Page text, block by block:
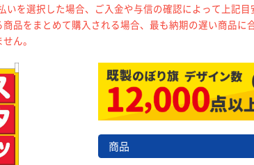
を選択した場合、ご入金や与信の確認によって上記目
品をまとめて購入される場合、最も納期の遅い商品に
ん。
商品